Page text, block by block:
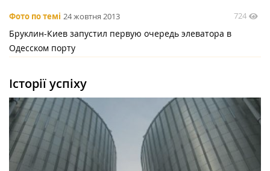
Фото по темі 24 жовтня 2013 724
Бруклин-Киев запустил первую очередь элеватора в
Одесском порту
Історії успіху